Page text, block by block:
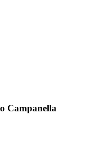
Campanella